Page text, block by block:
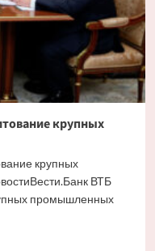
крупных
крупных
ВТБ
промышленных